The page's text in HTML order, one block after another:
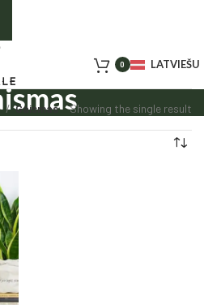
0 LATVIEŠU
Gaismas Showing the single result